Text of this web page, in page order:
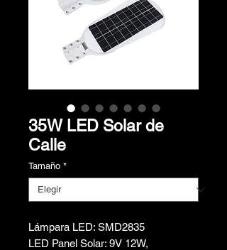
35W LED Solar de
Calle
Tamaño *
Lámpara LED: SMD2835
LED Panel Solar: 9V 12W,